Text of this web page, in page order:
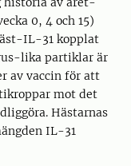
0, 4 och 15)
IL-31 kopplat
lika partiklar är
av vaccin för att
mot det
Hästarnas
IL-31